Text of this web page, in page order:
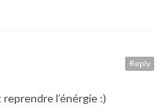
Reply
l’énérgie :)